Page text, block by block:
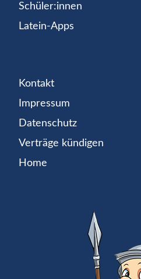
Schüler:innen
Latein-Apps
Kontakt
Impressum
Datenschutz
Verträge kündigen
Home